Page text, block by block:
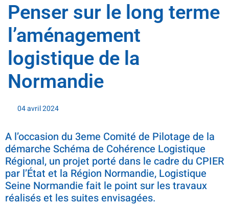
Penser sur le long terme
l’aménagement
logistique de la
Normandie
04 avril 2024
A l’occasion du 3eme Comité de Pilotage de la
démarche Schéma de Cohérence Logistique
Régional, un projet porté dans le cadre du CPIER
par l’État et la Région Normandie, Logistique
Seine Normandie fait le point sur les travaux
réalisés et les suites envisagées.